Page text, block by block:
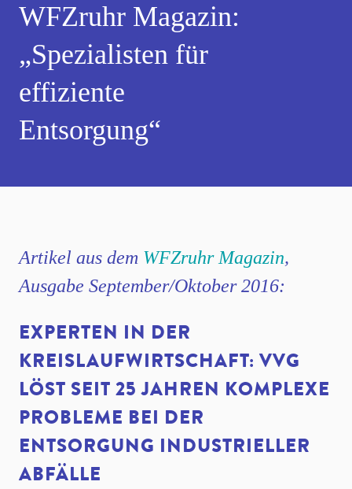
WFZruhr Magazin:
„Spezialisten für
effiziente
Entsorgung“
Artikel aus dem WFZruhr Magazin,
Ausgabe September/Oktober 2016:
EXPERTEN IN DER
KREISLAUFWIRTSCHAFT: VVG
LÖST SEIT 25 JAHREN KOMPLEXE
PROBLEME BEI DER
ENTSORGUNG INDUSTRIELLER
ABFÄLLE